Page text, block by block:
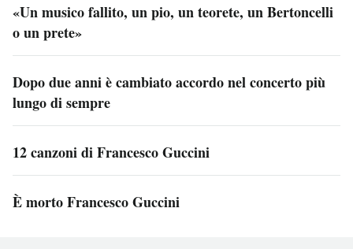
«Un musico fallito, un pio, un teorete, un Bertoncelli
o un prete»
Dopo due anni è cambiato accordo nel concerto più
lungo di sempre
12 canzoni di Francesco Guccini
È morto Francesco Guccini